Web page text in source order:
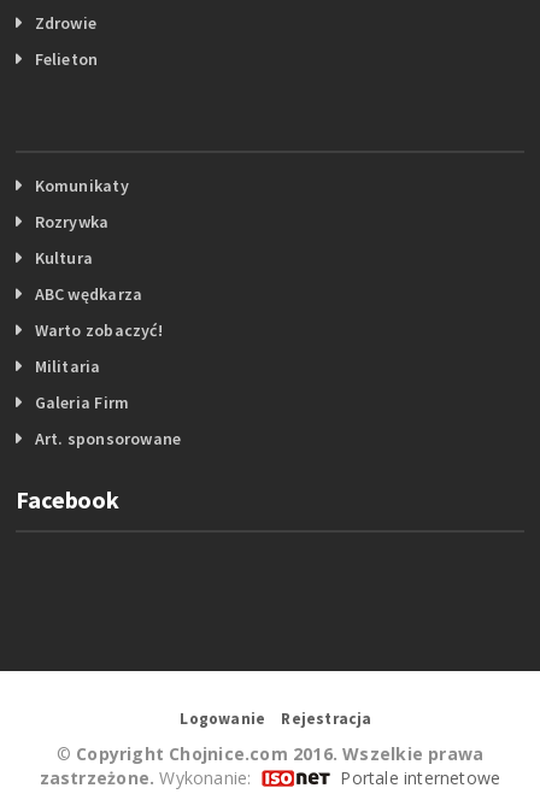
Zdrowie
Felieton
Komunikaty
Rozrywka
Kultura
ABC wędkarza
Warto zobaczyć!
Militaria
Galeria Firm
Art. sponsorowane
Facebook
Logowanie Rejestracja
© Copyright Chojnice.com 2016. Wszelkie prawa
zastrzeżone. Wykonanie: Portale internetowe